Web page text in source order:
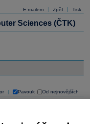
E-mailem | Zpět | Tisk
Sciences (ČTK)
Pavouk Od nejnovějších